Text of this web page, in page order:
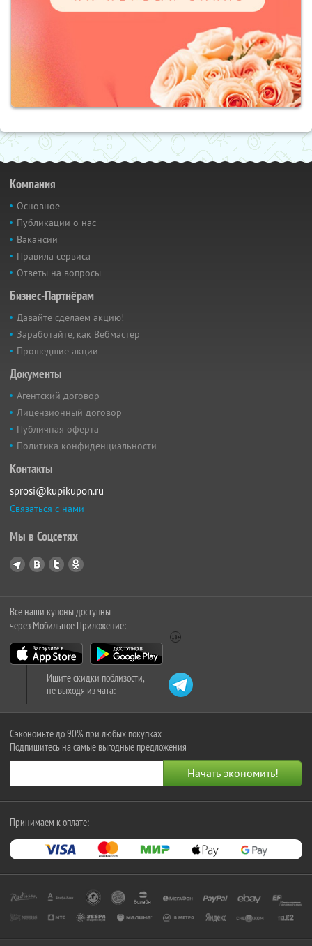
Компания
Основное
Публикации о нас
Вакансии
Правила сервиса
Ответы на вопросы
Бизнес-Партнёрам
Давайте сделаем акцию!
Заработайте, как Вебмастер
Прошедшие акции
Документы
Агентский договор
Лицензионный договор
Публичная оферта
Политика конфиденциальности
Контакты
sprosi@kupikupon.ru
Связаться с нами
Мы в Соцсетях
Все наши купоны доступны
через Мобильное Приложение:
Ищите скидки поблизости,
не выходя из чата:
Сэкономьте до 90% при любых покупках
Подпишитесь на самые выгодные предложения
Принимаем к оплате: